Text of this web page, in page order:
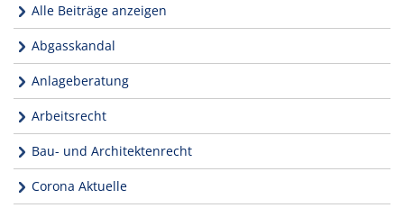
Alle Beiträge anzeigen
Abgasskandal
Anlageberatung
Arbeitsrecht
Bau- und Architektenrecht
Corona Aktuelle